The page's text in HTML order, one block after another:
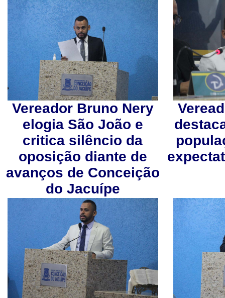
Vereador Bruno Nery
elogia São João e
critica silêncio da
oposição diante de
avanços de Conceição
do Jacuípe